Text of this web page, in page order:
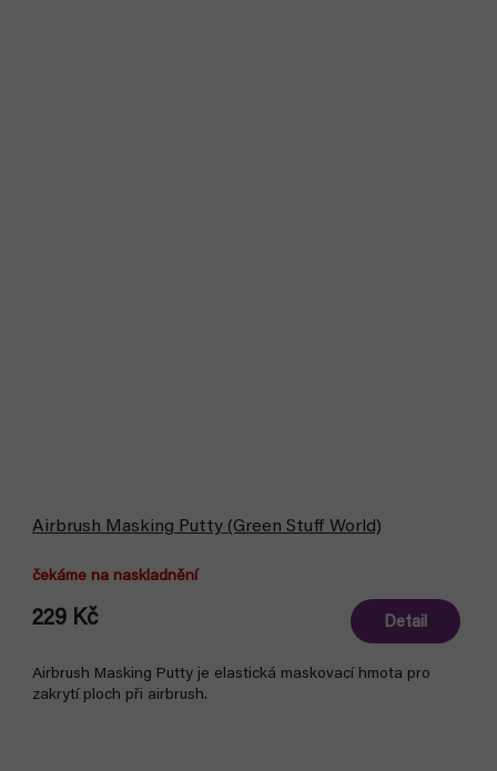
Airbrush Masking Putty (Green Stuff World)
čekáme na naskladnění
229 Kč Detail
Airbrush Masking Putty je elastická maskovací hmota pro
zakrytí ploch při airbrush.